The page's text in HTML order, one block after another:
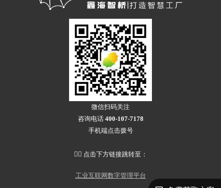
微信扫码关注
咨询电话 400-107-7178
手机端点击拨号
👇🏻 点击下方链接跳转至：
工业互联网数字管理平台